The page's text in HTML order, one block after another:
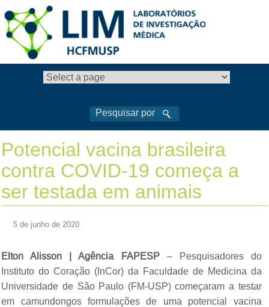
Potencial vacina brasileira
contra COVID-19 começa a
ser testada em animais
5 de junho de 2020
Elton Alisson | Agência FAPESP– Pesquisadores do
Instituto do Coração (InCor) da Faculdade de Medicina da
Universidade de São Paulo (FM-USP) começaram a testar
em camundongos formulações de uma potencial vacina